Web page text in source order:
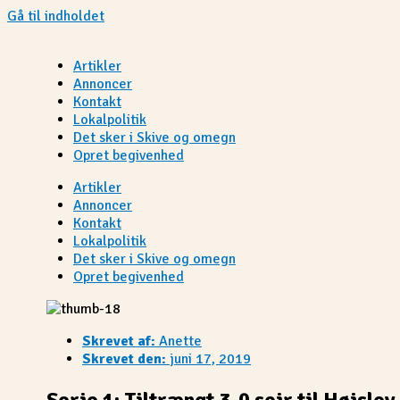
Gå til indholdet
Artikler
Annoncer
Kontakt
Lokalpolitik
Det sker i Skive og omegn
Opret begivenhed
Artikler
Annoncer
Kontakt
Lokalpolitik
Det sker i Skive og omegn
Opret begivenhed
Skrevet af: Anette
Skrevet den: juni 17, 2019